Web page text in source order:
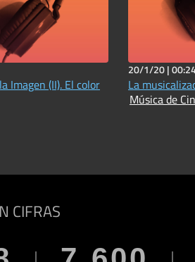
Imagen (II). El color
20/1/20 |
La
Música de
CIFRAS